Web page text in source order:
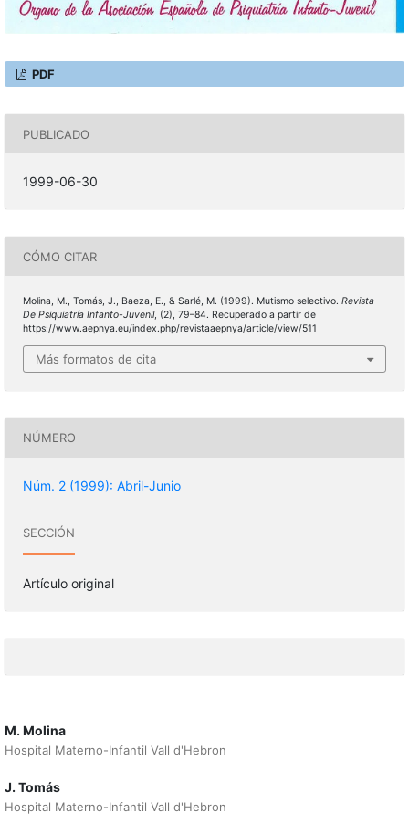
PDF
PUBLICADO
1999-06-30
CÓMO CITAR
Molina, M., Tomás, J., Baeza, E., & Sarlé, M. (1999). Mutismo selectivo. Revista
De Psiquiatría Infanto-Juvenil, (2), 79–84. Recuperado a partir de
https://www.aepnya.eu/index.php/revistaaepnya/article/view/511
Más formatos de cita
NÚMERO
Núm. 2 (1999): Abril-Junio
SECCIÓN
Artículo original
M. Molina
Hospital Materno-Infantil Vall d'Hebron
J. Tomás
Hospital Materno-Infantil Vall d'Hebron